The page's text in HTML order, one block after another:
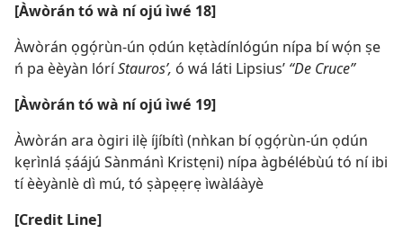
[Àwòrán tó wà ní ojú ìwé 18]
Àwòrán ọgọ́rùn-ún ọdún kẹtàdínlógún nípa bí wọ́n ṣe
ń pa èèyàn lóríStaurosʹ, ó wá láti Lipsius’ “De Cruce”
[Àwòrán tó wà ní ojú ìwé 19]
Àwòrán ara ògiri ilẹ̀ íjíbítì (nǹkan bí ọgọ́rùn-ún ọdún
kẹrìnlá ṣáájú Sànmánì Kristẹni) nípa àgbélébùú tó ní ibi
tí èèyànlè dì mú, tó ṣàpẹẹrẹ ìwàláàyè
[Credit Line]